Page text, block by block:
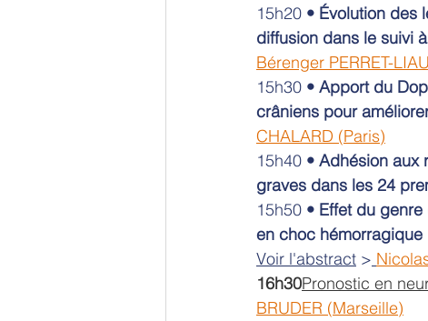
15h20 • Évolution des
diffusion dans le suivi
Bérenger PERRET-
15h30 • Apport du
crâniens pour
CHALARD (Paris)
15h40 • Adhésion aux
graves dans les 24
15h50 • Effet du genre
en choc
Voir l'abstract >
16h30Pronostic en
BRUDER (Marseille)